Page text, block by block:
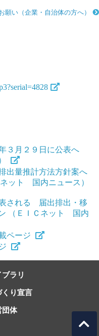
願い（企業・自治体の方へ）
３月２９日に公表へ
出量推計方法方針案へ
ット 国内ニュース）
される 届出排出・移
（ＥＩＣネット 国内
ページ
ブラリ
くり宣言
団体